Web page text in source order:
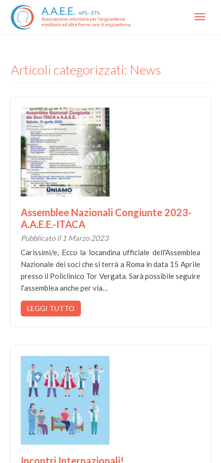
Menu
Articoli categorizzati: News
Assemblee Nazionali Congiunte 2023-
A.A.E.E.-ITACA
Pubblicato il 1 Marzo 2023
Carissimi/e, Ecco la locandina ufficiale dell'Assemblea
Nazionale dei soci che si terrà a Roma in data 15 Aprile
presso il Policlinico Tor Vergata. Sarà possibile seguire
l'assemblea anche per via…
LEGGI TUTTO
Incontri Internazionali!